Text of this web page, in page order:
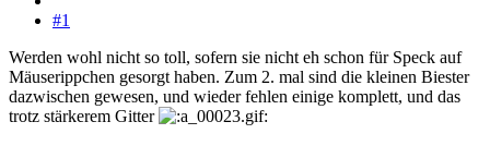
#1
Werden wohl nicht so toll, sofern sie nicht eh schon für Speck auf
Mäuserippchen gesorgt haben. Zum 2. mal sind die kleinen Biester
dazwischen gewesen, und wieder fehlen einige komplett, und das
trotz stärkerem Gitter